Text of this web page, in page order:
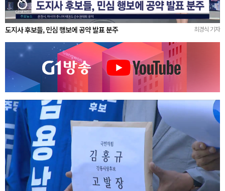
도지사 후보들, 민심 행보에 공약 발표 분주 최경식 기자